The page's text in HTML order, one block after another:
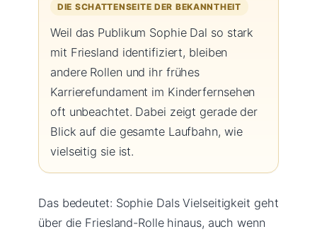
DIE SCHATTENSEITE DER BEKANNTHEIT
Weil das Publikum Sophie Dal so stark
mit Friesland identifiziert, bleiben
andere Rollen und ihr frühes
Karrierefundament im Kinderfernsehen
oft unbeachtet. Dabei zeigt gerade der
Blick auf die gesamte Laufbahn, wie
vielseitig sie ist.
Das bedeutet: Sophie Dals Vielseitigkeit geht
über die Friesland-Rolle hinaus, auch wenn